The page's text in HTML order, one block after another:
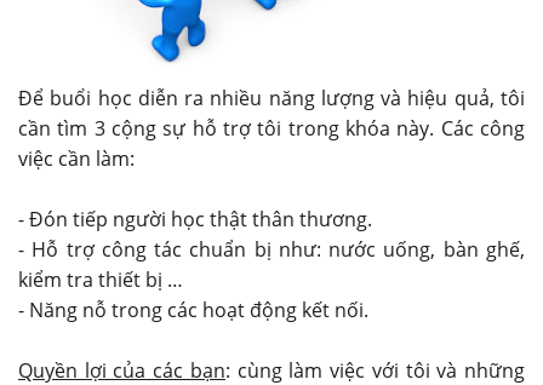
Để buổi học diễn ra nhiều năng lượng và hiệu quả, tôi
cần tìm 3 cộng sự hỗ trợ tôi trong khóa này. Các công
việc cần làm:
- Đón tiếp người học thật thân thương.
- Hỗ trợ công tác chuẩn bị như: nước uống, bàn ghế,
kiểm tra thiết bị …
- Năng nỗ trong các hoạt động kết nối.
Quyền lợi của các bạn: cùng làm việc với tôi và những